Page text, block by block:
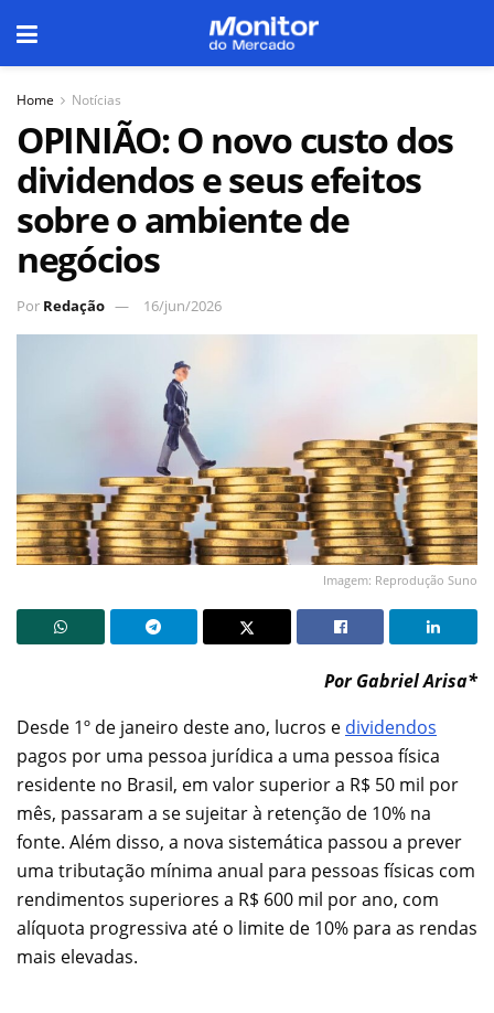
Home Notícias
OPINIÃO: O novo custo dos
dividendos e seus efeitos
sobre o ambiente de
negócios
Por Redação 16/jun/2026
Imagem: Reprodução Suno
Por Gabriel Arisa*
Desde 1º de janeiro deste ano, lucros e dividendos
pagos por uma pessoa jurídica a uma pessoa física
residente no Brasil, em valor superior a R$ 50 mil por
mês, passaram a se sujeitar à retenção de 10% na
fonte. Além disso, a nova sistemática passou a prever
uma tributação mínima anual para pessoas físicas com
rendimentos superiores a R$ 600 mil por ano, com
alíquota progressiva até o limite de 10% para as rendas
mais elevadas.